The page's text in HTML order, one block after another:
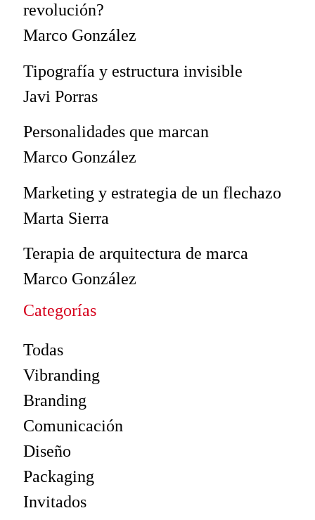
revolución?
Marco González
Tipografía y estructura invisible
Javi Porras
Personalidades que marcan
Marco González
Marketing y estrategia de un flechazo
Marta Sierra
Terapia de arquitectura de marca
Marco González
Categorías
Todas
Vibranding
Branding
Comunicación
Diseño
Packaging
Invitados